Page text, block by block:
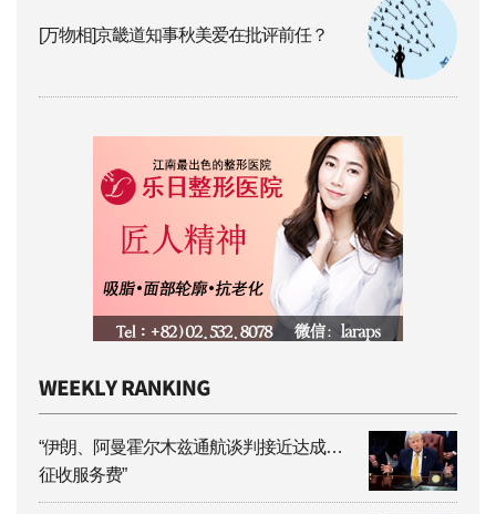
[万物相]京畿道知事秋美爱在批评前任？
“伊朗、阿曼霍尔木兹通航谈判接近达成…
征收服务费”